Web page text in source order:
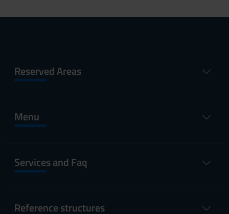
Reserved Areas
Menu
Services and Faq
Reference structures